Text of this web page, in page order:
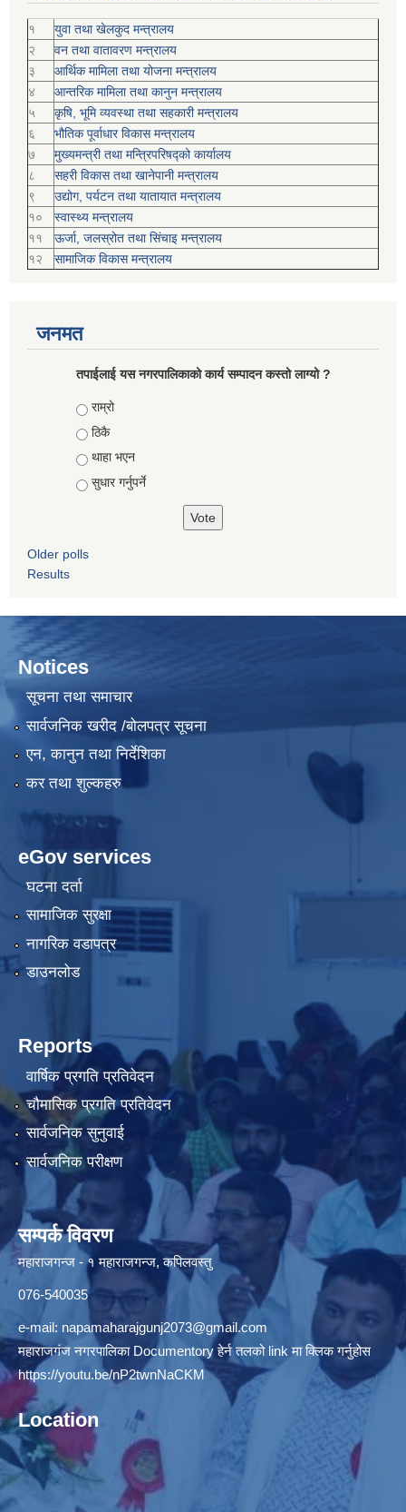
१
युवा तथा खेलकुद मन्त्रालय
२
वन तथा वातावरण मन्त्रालय
३
आर्थिक मामिला तथा योजना मन्त्रालय
४
आन्तरिक मामिला तथा कानुन मन्त्रालय
५
कृषि, भूमि व्यवस्था तथा सहकारी मन्त्रालय
६
भौतिक पूर्वाधार विकास मन्त्रालय
७
मुख्यमन्त्री तथा मन्त्रिपरिषद्को कार्यालय
८
सहरी विकास तथा खानेपानी मन्त्रालय
९
उद्योग, पर्यटन तथा यातायात मन्त्रालय
१०
स्वास्थ्य मन्त्रालय
११
ऊर्जा, जलस्रोत तथा सिंचाइ मन्त्रालय
१२
सामाजिक विकास मन्‍‍त्रालय
जनमत
तपाईलाई यस नगरपालिकाको कार्य सम्पादन कस्तो लाग्यो ?
Choices
राम्रो
ठिकै
थाहा भएन
सुधार गर्नुपर्ने
Older polls
Results
Notices
सूचना तथा समाचार
सार्वजनिक खरीद /बोलपत्र सूचना
एन, कानुन तथा निर्देशिका
कर तथा शुल्कहरु
eGov services
घटना दर्ता
सामाजिक सुरक्षा
नागरिक वडापत्र
डाउनलोड
Reports
वार्षिक प्रगति प्रतिवेदन
चौमासिक प्रगति प्रतिवेदन
सार्वजनिक सुनुवाई
सार्वजनिक परीक्षण
सम्पर्क विवरण
महाराजगन्ज - १ महाराजगन्ज, कपिलवस्तु
076-540035
e-mail: napamaharajgunj2073@gmail.com
महाराजगंज नगरपालिका Documentory हेर्न तलको link मा क्लिक गर्नुहोस
https://youtu.be/nP2twnNaCKM
Location